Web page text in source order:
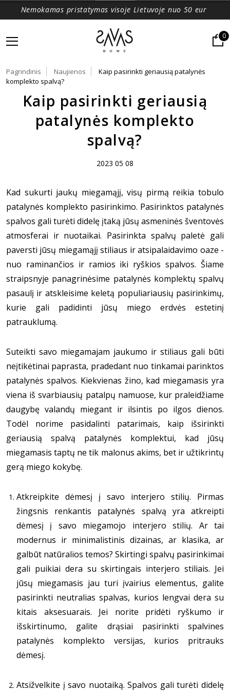
Nemokamas pristatymas visoje Lietuvoje nuo 50 eur
0
Pagrindinis Naujienos
Kaip pasirinkti geriausią patalynės
komplekto spalvą?
Kaip pasirinkti geriausią
patalynės komplekto
spalvą?
2023 05 08
Kad sukurti jaukų miegamąjį, visų pirmą reikia tobulo
patalynės komplekto pasirinkimo. Pasirinktos patalynės
spalvos gali turėti didelę įtaką jūsų asmeninės šventovės
atmosferai ir nuotaikai. Pasirinkta spalvų paletė gali
paversti jūsų miegamąjį stiliaus ir atsipalaidavimo oaze -
nuo raminančios ir ramios iki ryškios spalvos. Šiame
straipsnyje panagrinėsime patalynės komplektų spalvų
pasaulį ir atskleisime keletą populiariausių pasirinkimų,
kurie gali padidinti jūsų miego erdvės estetinį
patrauklumą.
Suteikti savo miegamajam jaukumo ir stiliaus gali būti
neįtikėtinai paprasta, pradedant nuo tinkamai parinktos
patalynės spalvos. Kiekvienas žino, kad miegamasis yra
viena iš svarbiausių patalpų namuose, kur praleidžiame
daugybę valandų miegant ir ilsintis po ilgos dienos.
Todėl norime pasidalinti patarimais, kaip išsirinkti
geriausią spalvą patalynės komplektui, kad jūsų
miegamasis taptų ne tik malonus akims, bet ir užtikrintų
gerą miego kokybę.
Atkreipkite dėmesį į savo interjero stilių. Pirmas
žingsnis renkantis patalynės spalvą yra atkreipti
dėmesį į savo miegamojo interjero stilių. Ar tai
modernus ir minimalistinis dizainas, ar klasika, ar
galbūt natūralios temos? Skirtingi spalvų pasirinkimai
gali puikiai dera su skirtingais interjero stiliais. Jei
jūsų miegamasis jau turi įvairius elementus, galite
pasirinkti neutralias spalvas, kurios lengvai dera su
kitais aksesuarais. Jei norite pridėti ryškumo ir
išskirtinumo, galite drąsiai pasirinkti spalvines
patalynės komplekto versijas, kurios pritrauks
dėmesį.
Atsižvelkite į savo nuotaiką. Spalvos gali turėti didelę